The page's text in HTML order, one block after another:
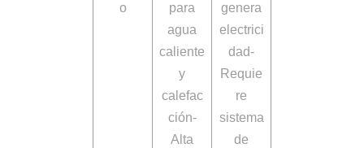
o
para
agua
caliente
y
calefac
ción-
Alta
genera
electrici
dad-
Requie
re
sistema
de